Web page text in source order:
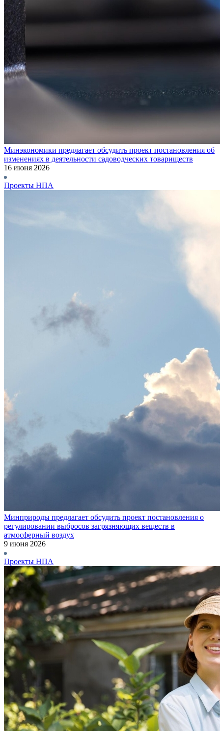
Минэкономики предлагает обсудить проект постановления об
изменениях в деятельности садоводческих товариществ
16 июня 2026
Проекты НПА
Минприроды предлагает обсудить проект постановления о
регулировании выбросов загрязняющих веществ в
атмосферный воздух
9 июня 2026
Проекты НПА